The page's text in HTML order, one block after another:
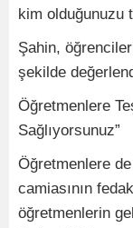
kim olduğunuzu
Şahin,
şekilde
Öğretmenlere
Sağlıyorsunuz”
Öğretmenlere
camiasının
öğretmenlerin